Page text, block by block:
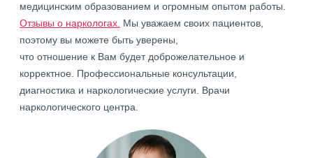
медицинским образованием и огромным опытом работы.
Отзывы о наркологах. Мы уважаем своих пациентов,
поэтому вы можете быть уверены,
что отношение к Вам будет доброжелательное и
корректное. Профессиональные консультации,
диагностика и наркологические услуги. Врачи
наркологического центра.